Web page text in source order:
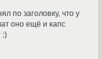
по заголовку, что у
оно ещё и капс
:)